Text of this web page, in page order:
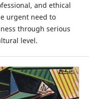
and ethical
urgent need to
through serious
level.